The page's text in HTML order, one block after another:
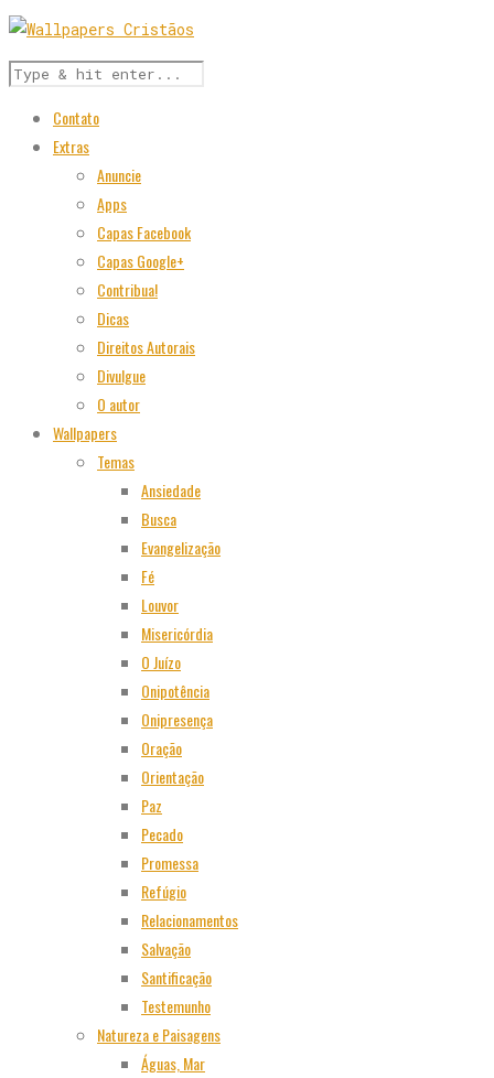
Contato
Extras
Anuncie
Apps
Capas Facebook
Capas Google+
Contribua!
Dicas
Direitos Autorais
Divulgue
O autor
Wallpapers
Temas
Ansiedade
Busca
Evangelização
Fé
Louvor
Misericórdia
O Juízo
Onipotência
Onipresença
Oração
Orientação
Paz
Pecado
Promessa
Refúgio
Relacionamentos
Salvação
Santificação
Testemunho
Natureza e Paisagens
Águas, Mar